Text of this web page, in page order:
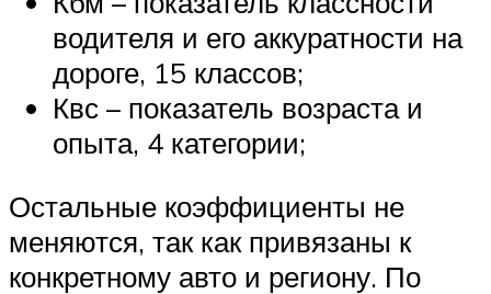
водителя и его аккуратности на
дороге, 15 классов;
Квс – показатель возраста и
опыта, 4 категории;
Остальные коэффициенты не
меняются, так как привязаны к
конкретному авто и региону. По